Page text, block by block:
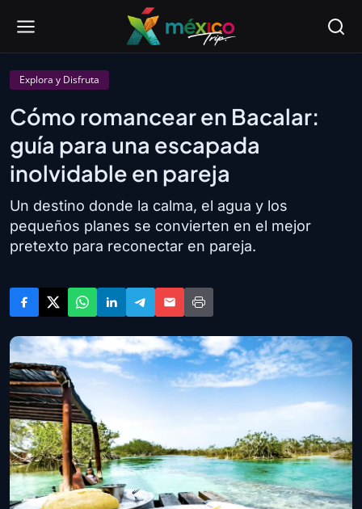
Explora y Disfruta
Cómo romancear en Bacalar:
guía para una escapada
inolvidable en pareja
Un destino donde la calma, el agua y los
pequeños planes se convierten en el mejor
pretexto para reconectar en pareja.